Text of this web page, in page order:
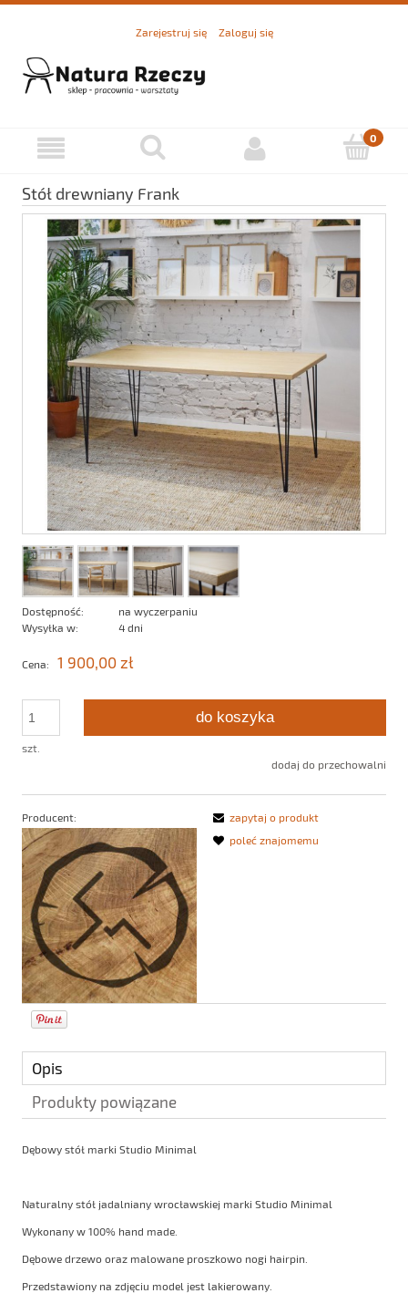
Zarejestruj się Zaloguj się
Stół drewniany Frank
Dostępność:
na wyczerpaniu
Wysyłka w:
4 dni
Cena: 1 900,00 zł
szt.
do koszyka
dodaj do przechowalni
Producent:
zapytaj o produkt
poleć znajomemu
Opis
Produkty powiązane
Dębowy stół marki Studio Minimal
Naturalny stół jadalniany wrocławskiej marki Studio Minimal
Wykonany w 100% hand made.
Dębowe drzewo oraz malowane proszkowo nogi hairpin.
Przedstawiony na zdjęciu model jest lakierowany.